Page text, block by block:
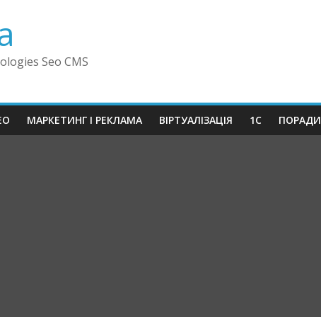
Seo CMS
МАРКЕТИНГ І РЕКЛАМА ВІРТУАЛІЗАЦІЯ 1C ПОРАДИ